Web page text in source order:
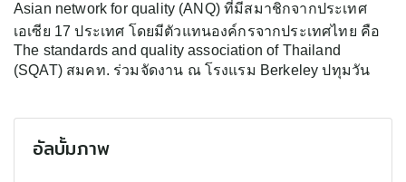
Asian network for quality (ANQ) ที่มีสมาชิกจากประเทศ
เอเซีย 17 ประเทศ โดยมีตัวแทนองค์กรจากประเทศไทย คือ
The standards and quality association of Thailand
(SQAT) สมคท. ร่วมจัดงาน ณ โรงแรม Berkeley ปทุมวัน
อัลบั้มภาพ